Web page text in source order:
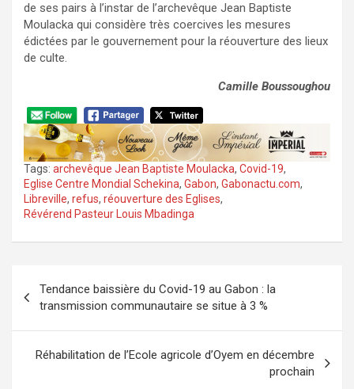
de ses pairs à l’instar de l’archevêque Jean Baptiste
Moulacka qui considère très coercives les mesures
édictées par le gouvernement pour la réouverture des lieux
de culte.
Camille Boussoughou
Tags: archevêque Jean Baptiste Moulacka, Covid-19,
Eglise Centre Mondial Schekina, Gabon, Gabonactu.com,
Libreville, refus, réouverture des Eglises,
Révérend Pasteur Louis Mbadinga
de
l’article
Tendance baissière du Covid-19 au Gabon : la
transmission communautaire se situe à 3 %
Réhabilitation de l’Ecole agricole d’Oyem en décembre
prochain